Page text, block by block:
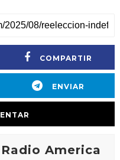
COMPARTIR
ENVIAR
America